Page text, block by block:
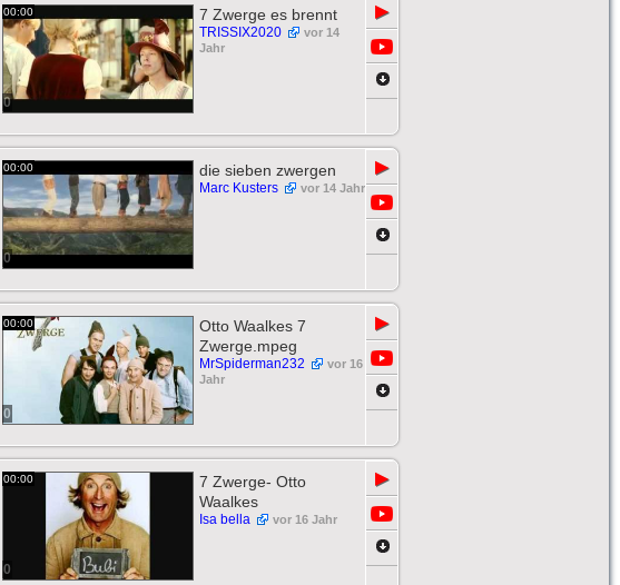
00:00
0
7 Zwerge es brennt
TRISSIX2020
vor 14
Jahr
▶
00:00
0
die sieben zwergen
Marc Kusters vor 14 Jahr
▶
00:00
0
Otto Waalkes 7
Zwerge.mpeg
MrSpiderman232
vor 16
Jahr
▶
00:00
0
7 Zwerge- Otto
Waalkes
Isa bella vor 16 Jahr
▶